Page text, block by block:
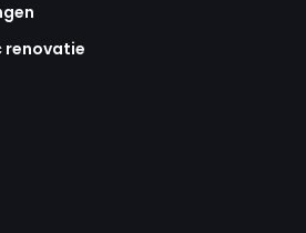
renovatie